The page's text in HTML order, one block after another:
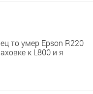
то умер Epson R220
к L800 и я